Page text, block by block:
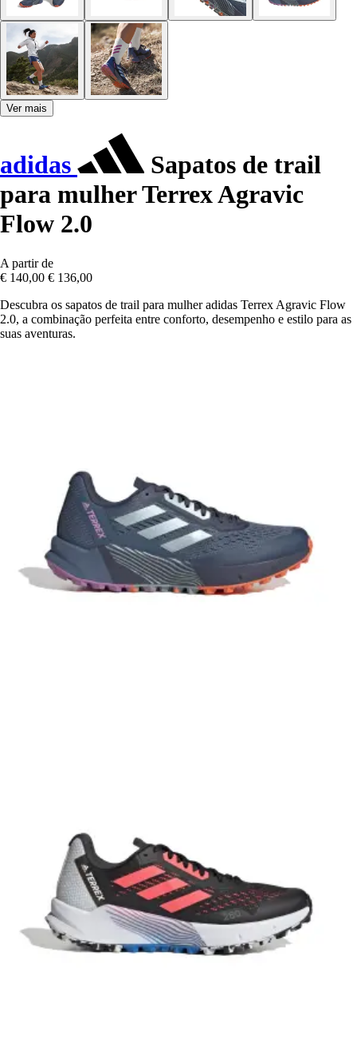
Ver mais
adidas
Sapatos de trail
para mulher Terrex Agravic
Flow 2.0
A partir de
€ 140,00 € 136,00
Descubra os sapatos de trail para mulher adidas Terrex Agravic Flow
2.0, a combinação perfeita entre conforto, desempenho e estilo para as
suas aventuras.